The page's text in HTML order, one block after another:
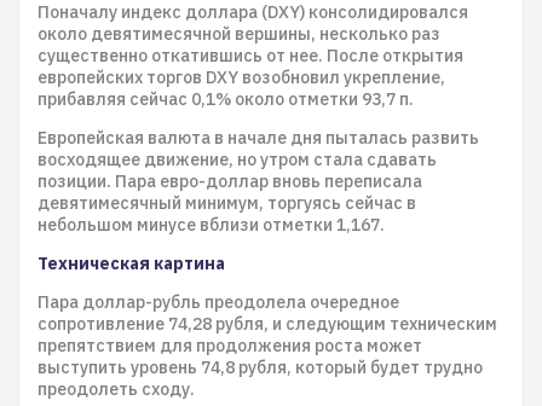
Поначалу индекс доллара (DXY) консолидировался
около девятимесячной вершины, несколько раз
существенно откатившись от нее. После открытия
европейских торгов DXY возобновил укрепление,
прибавляя сейчас 0,1% около отметки 93,7 п.
Европейская валюта в начале дня пыталась развить
восходящее движение, но утром стала сдавать
позиции. Пара евро-доллар вновь переписала
девятимесячный минимум, торгуясь сейчас в
небольшом минусе вблизи отметки 1,167.
Техническая картина
Пара доллар-рубль преодолела очередное
сопротивление 74,28 рубля, и следующим техническим
препятствием для продолжения роста может
выступить уровень 74,8 рубля, который будет трудно
преодолеть сходу.